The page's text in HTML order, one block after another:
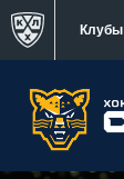
Клубы